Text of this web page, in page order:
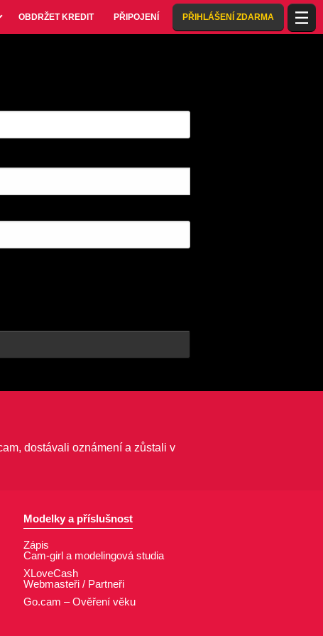
OBDRŽET KREDIT PŘIPOJENÍ PŘIHLÁŠENÍ ZDARMA
dostávali oznámení a zůstali v
Modelky a příslušnost
Zápis
Cam-girl a modelingová studia
XLoveCash
Webmasteři / Partneři
Go.cam – Ověření věku